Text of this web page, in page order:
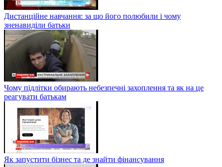
Дистанційне навчання: за що його полюбили і чому
зненавиділи батьки
Чому підлітки обирають небезпечні захоплення та як на це
реагувати батькам
Як запустити бізнес та де знайти фінансування